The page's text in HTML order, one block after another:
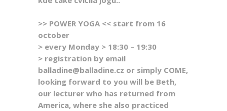
>> POWER YOGA << start from 16
october
> every Monday > 18:30 – 19:30
> registration by email
balladine@balladine.cz or simply COME,
looking forward to you will be Beth,
our lecturer who has returned from
America, where she also practiced